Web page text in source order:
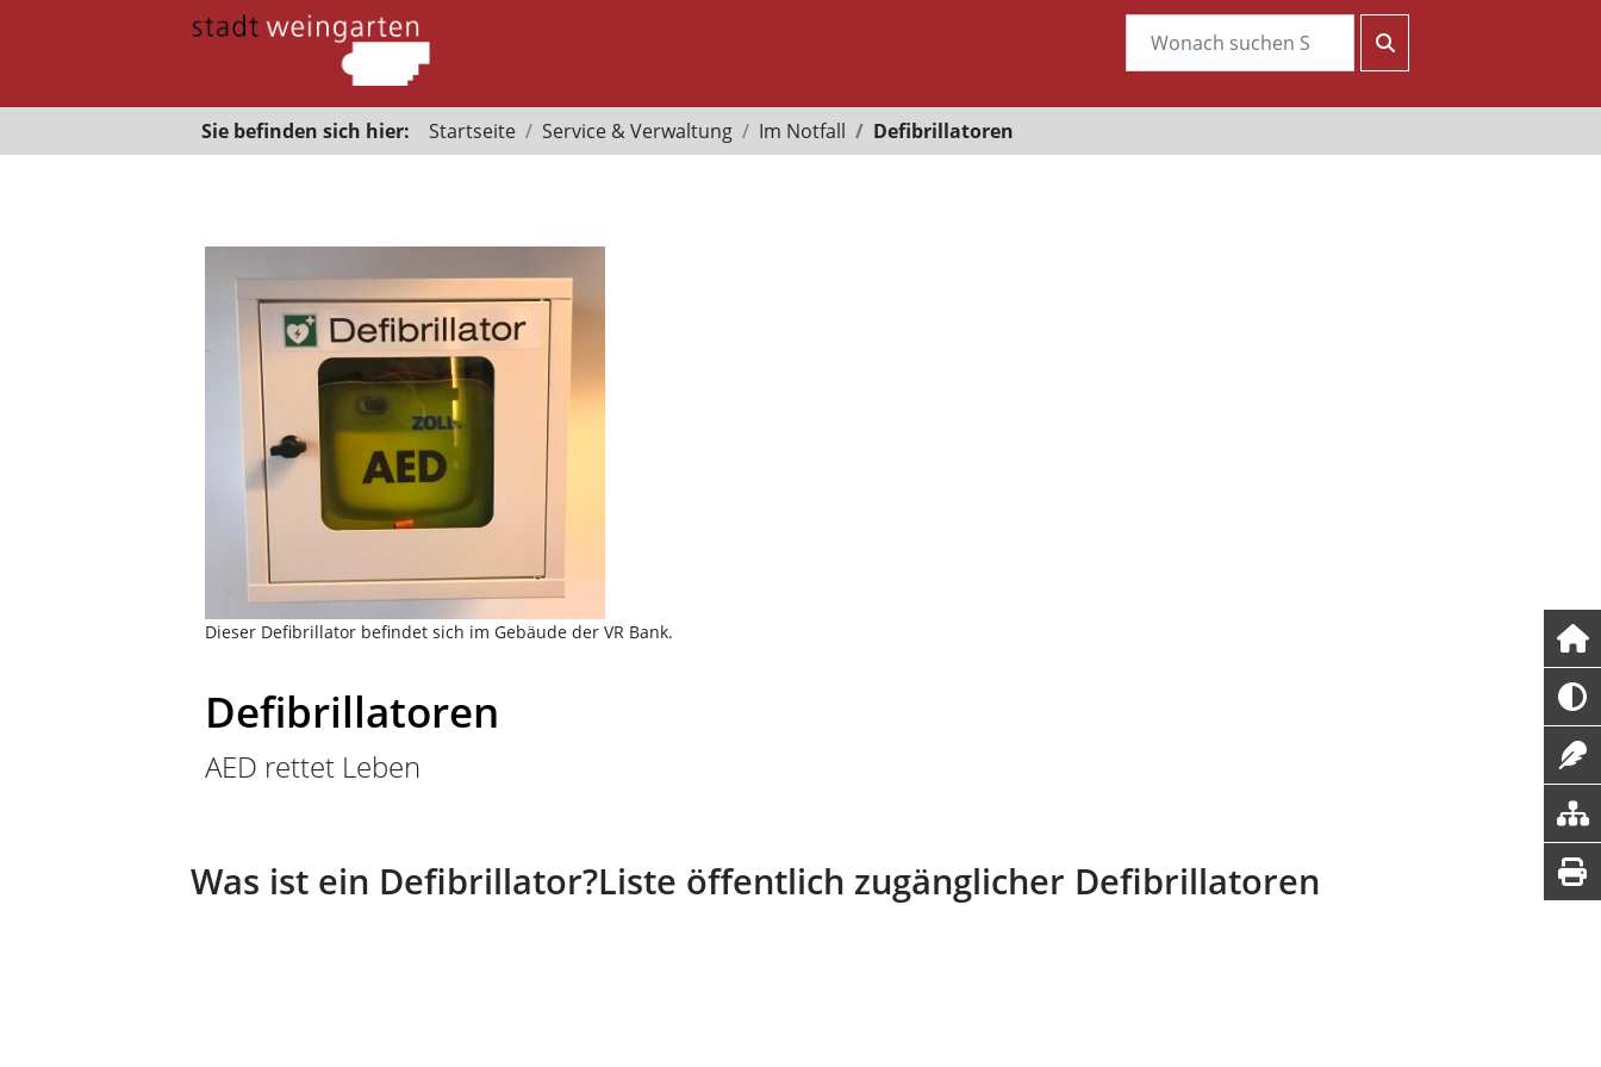
Sie befinden sich hier: Startseite Service & Verwaltung Im Notfall Defibrillatoren
Dieser Defibrillator befindet sich im Gebäude der VR Bank.
Defibrillatoren
AED rettet Leben
Was ist ein Defibrillator?Liste öffentlich zugänglicher Defibrillatoren